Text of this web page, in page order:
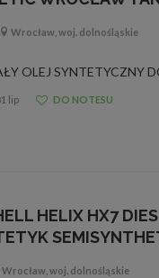
Wrocław, woj. dolnośląskie
lip DO NOTESU
HELIX HX7
Wrocław, woj. dolnośląskie